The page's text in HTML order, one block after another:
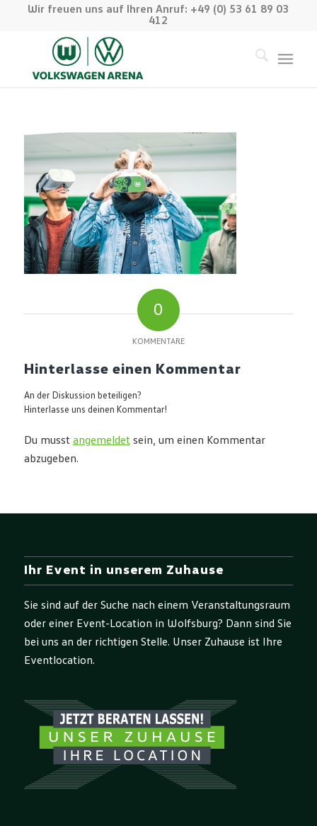
Wir freuen uns auf Ihren Anruf: +49 (0) 53 61 89 03
412
0
KOMMENTARE
Hinterlasse einen Kommentar
An der Diskussion beteiligen?
Hinterlasse uns deinen Kommentar!
Du musst angemeldetsein, um einen Kommentar
abzugeben.
Ihr Event in unserem Zuhause
Sie sind auf der Suche nach einem Veranstaltungsraum
oder einer Event-Location in Wolfsburg? Dann sind Sie
bei uns an der richtigen Stelle. Unser Zuhause ist Ihre
Eventlocation.